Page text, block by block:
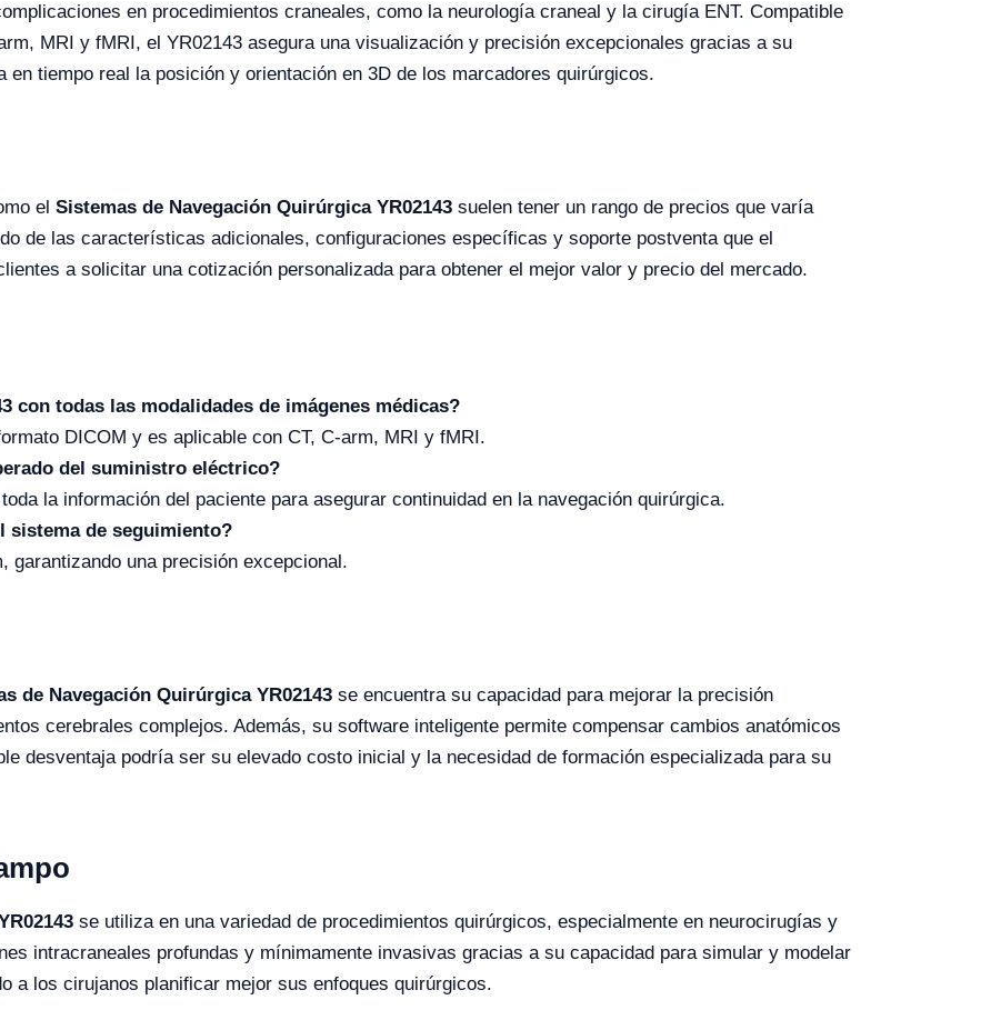
en procedimientos craneales, como la neurología craneal y la cirugía ENT. Compatible
MRI y fMRI, el YR02143 asegura una visualización y precisión excepcionales gracias a su
en tiempo real la posición y orientación en 3D de los marcadores quirúrgicos.
el Sistemas de Navegación Quirúrgica YR02143 suelen tener un rango de precios que varía
de las características adicionales, configuraciones específicas y soporte postventa que el
a solicitar una cotización personalizada para obtener el mejor valor y precio del mercado.
con todas las modalidades de imágenes médicas?
DICOM y es aplicable con CT, C-arm, MRI y fMRI.
del suministro eléctrico?
la información del paciente para asegurar continuidad en la navegación quirúrgica.
sistema de seguimiento?
garantizando una precisión excepcional.
de Navegación Quirúrgica YR02143 se encuentra su capacidad para mejorar la precisión
cerebrales complejos. Además, su software inteligente permite compensar cambios anatómicos
desventaja podría ser su elevado costo inicial y la necesidad de formación especializada para su
se utiliza en una variedad de procedimientos quirúrgicos, especialmente en neurocirugías y
intracraneales profundas y mínimamente invasivas gracias a su capacidad para simular y modelar
a los cirujanos planificar mejor sus enfoques quirúrgicos.